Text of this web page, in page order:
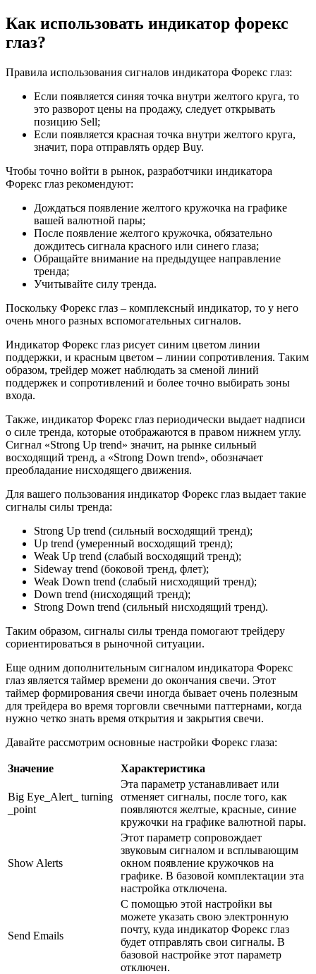
Как использовать индикатор форекс
глаз?
Правила использования сигналов индикатора Форекс глаз:
Если появляется синяя точка внутри желтого круга, то
это разворот цены на продажу, следует открывать
позицию Sell;
Если появляется красная точка внутри желтого круга,
значит, пора отправлять ордер Buy.
Чтобы точно войти в рынок, разработчики индикатора
Форекс глаз рекомендуют:
Дождаться появление желтого кружочка на графике
вашей валютной пары;
После появление желтого кружочка, обязательно
дождитесь сигнала красного или синего глаза;
Обращайте внимание на предыдущее направление
тренда;
Учитывайте силу тренда.
Поскольку Форекс глаз – комплексный индикатор, то у него
очень много разных вспомогательных сигналов.
Индикатор Форекс глаз рисует синим цветом линии
поддержки, и красным цветом – линии сопротивления. Таким
образом, трейдер может наблюдать за сменой линий
поддержек и сопротивлений и более точно выбирать зоны
входа.
Также, индикатор Форекс глаз периодически выдает надписи
о силе тренда, которые отображаются в правом нижнем углу.
Сигнал «Strong Up trend» значит, на рынке сильный
восходящий тренд, а «Strong Down trend», обозначает
преобладание нисходящего движения.
Для вашего пользования индикатор Форекс глаз выдает такие
сигналы силы тренда:
Strong Up trend (сильный восходящий тренд);
Up trend (умеренный восходящий тренд);
Weak Up trend (слабый восходящий тренд);
Sideway trend (боковой тренд, флет);
Weak Down trend (слабый нисходящий тренд);
Down trend (нисходящий тренд);
Strong Down trend (сильный нисходящий тренд).
Таким образом, сигналы силы тренда помогают трейдеру
сориентироваться в рыночной ситуации.
Еще одним дополнительным сигналом индикатора Форекс
глаз является таймер времени до окончания свечи. Этот
таймер формирования свечи иногда бывает очень полезным
для трейдера во время торговли свечными паттернами, когда
нужно четко знать время открытия и закрытия свечи.
Давайте рассмотрим основные настройки Форекс глаза:
Значение Характеристика
Big Eye_Alert_ turning
_point
Эта параметр устанавливает или
отменяет сигналы, после того, как
появляются желтые, красные, синие
кружочки на графике валютной пары.
Show Alerts
Этот параметр сопровождает
звуковым сигналом и всплывающим
окном появление кружочков на
графике. В базовой комплектации эта
настройка отключена.
Send Emails
С помощью этой настройки вы
можете указать свою электронную
почту, куда индикатор Форекс глаз
будет отправлять свои сигналы. В
базовой настройке этот параметр
отключен.